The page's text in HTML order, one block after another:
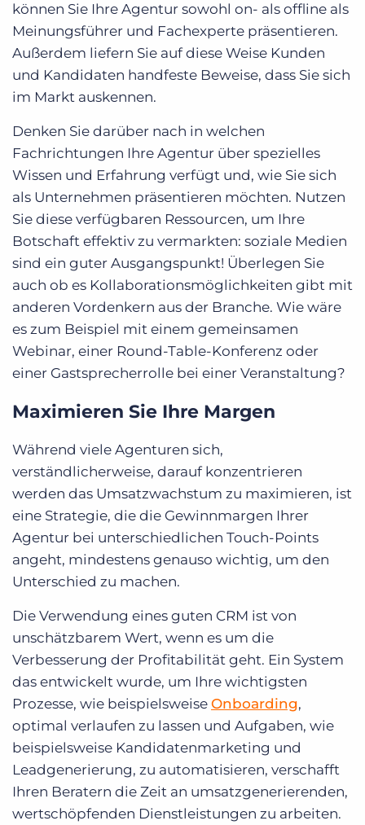
können Sie Ihre Agentur sowohl on- als offline als
Meinungsführer und Fachexperte präsentieren.
Außerdem liefern Sie auf diese Weise Kunden
und Kandidaten handfeste Beweise, dass Sie sich
im Markt auskennen.
Denken Sie darüber nach in welchen
Fachrichtungen Ihre Agentur über spezielles
Wissen und Erfahrung verfügt und, wie Sie sich
als Unternehmen präsentieren möchten. Nutzen
Sie diese verfügbaren Ressourcen, um Ihre
Botschaft effektiv zu vermarkten: soziale Medien
sind ein guter Ausgangspunkt! Überlegen Sie
auch ob es Kollaborationsmöglichkeiten gibt mit
anderen Vordenkern aus der Branche. Wie wäre
es zum Beispiel mit einem gemeinsamen
Webinar, einer Round-Table-Konferenz oder
einer Gastsprecherrolle bei einer Veranstaltung?
Maximieren Sie Ihre Margen
Während viele Agenturen sich,
verständlicherweise, darauf konzentrieren
werden das Umsatzwachstum zu maximieren, ist
eine Strategie, die die Gewinnmargen Ihrer
Agentur bei unterschiedlichen Touch-Points
angeht, mindestens genauso wichtig, um den
Unterschied zu machen.
Die Verwendung eines guten CRM ist von
unschätzbarem Wert, wenn es um die
Verbesserung der Profitabilität geht. Ein System
das entwickelt wurde, um Ihre wichtigsten
Prozesse, wie beispielsweise Onboarding,
optimal verlaufen zu lassen und Aufgaben, wie
beispielsweise Kandidatenmarketing und
Leadgenerierung, zu automatisieren, verschafft
Ihren Beratern die Zeit an umsatzgenerierenden,
wertschöpfenden Dienstleistungen zu arbeiten.